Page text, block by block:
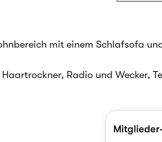
mit einem Schlafsofa
Radio und Wecker,